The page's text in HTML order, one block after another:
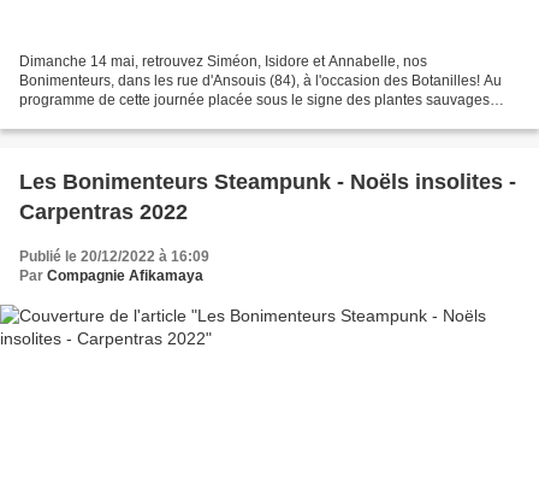
Dimanche 14 mai, retrouvez Siméon, Isidore et Annabelle, nos
Bonimenteurs, dans les rue d'Ansouis (84), à l'occasion des Botanilles! Au
programme de cette journée placée sous le signe des plantes sauvages
Les Bonimenteurs Steampunk - Noëls insolites -
Carpentras 2022
Publié le 20/12/2022 à 16:09
Par Compagnie Afikamaya